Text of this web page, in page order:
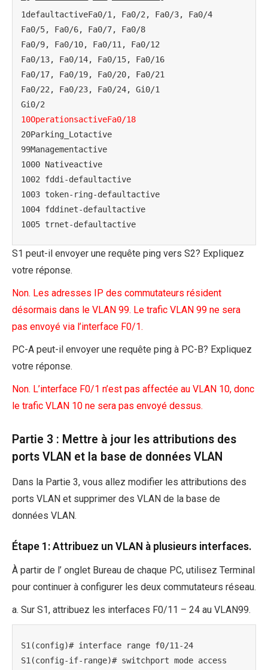
1defaultactiveFa0/1, Fa0/2, Fa0/3, Fa0/4
Fa0/5, Fa0/6, Fa0/7, Fa0/8
Fa0/9, Fa0/10, Fa0/11, Fa0/12
Fa0/13, Fa0/14, Fa0/15, Fa0/16
Fa0/17, Fa0/19, Fa0/20, Fa0/21
Fa0/22, Fa0/23, Fa0/24, Gi0/1
10OperationsactiveFa0/18
20Parking_Lotactive
99Managementactive
1000 Nativeactive
1002 fddi-defaultactive
1003 token-ring-defaultactive
1004 fddinet-defaultactive
1005 trnet-defaultactive
S1 peut-il envoyer une requête ping vers S2? Expliquez
votre réponse.
Non. Les adresses IP des commutateurs résident
désormais dans le VLAN 99. Le trafic VLAN 99 ne sera
pas envoyé via l’interface F0/1.
PC-A peut-il envoyer une requête ping à PC-B? Expliquez
votre réponse.
Non. L’interface F0/1 n’est pas affectée au VLAN 10, donc
le trafic VLAN 10 ne sera pas envoyé dessus.
Partie 3 : Mettre à jour les attributions des
ports VLAN et la base de données VLAN
Dans la Partie 3, vous allez modifier les attributions des
ports VLAN et supprimer des VLAN de la base de
données VLAN.
Étape 1: Attribuez un VLAN à plusieurs interfaces.
À partir de l’ onglet Bureau de chaque PC, utilisez Terminal
pour continuer à configurer les deux commutateurs réseau.
a. Sur S1, attribuez les interfaces F0/11 – 24 au VLAN99.
S1(config)# interface range f0/11-24
S1(config-if-range)# switchport mode access